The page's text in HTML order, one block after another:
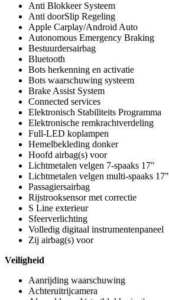
Anti Blokkeer Systeem
Anti doorSlip Regeling
Apple Carplay/Android Auto
Autonomous Emergency Braking
Bestuurdersairbag
Bluetooth
Bots herkenning en activatie
Bots waarschuwing systeem
Brake Assist System
Connected services
Elektronisch Stabiliteits Programma
Elektronische remkrachtverdeling
Full-LED koplampen
Hemelbekleding donker
Hoofd airbag(s) voor
Lichtmetalen velgen 7-spaaks 17"
Lichtmetalen velgen multi-spaaks 17"
Passagiersairbag
Rijstrooksensor met correctie
S Line exterieur
Sfeerverlichting
Volledig digitaal instrumentenpaneel
Zij airbag(s) voor
Veiligheid
Aanrijding waarschuwing
Achteruitrijcamera